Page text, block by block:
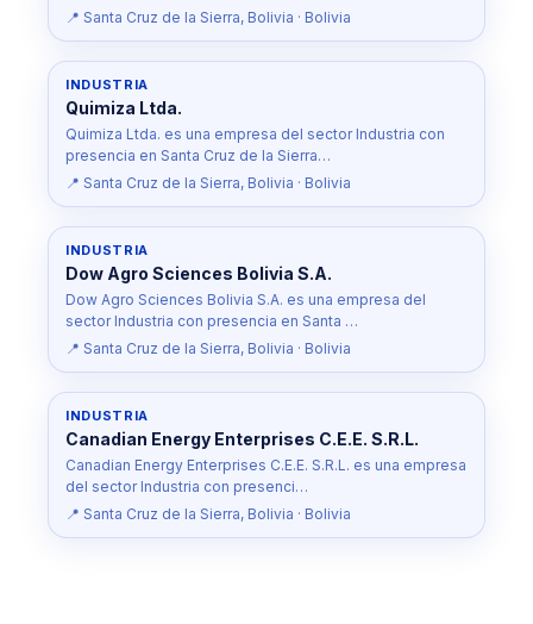
📍 Santa Cruz de la Sierra, Bolivia · Bolivia
INDUSTRIA
Quimiza Ltda.
Quimiza Ltda. es una empresa del sector Industria con
presencia en Santa Cruz de la Sierra…
📍 Santa Cruz de la Sierra, Bolivia · Bolivia
INDUSTRIA
Dow Agro Sciences Bolivia S.A.
Dow Agro Sciences Bolivia S.A. es una empresa del
sector Industria con presencia en Santa …
📍 Santa Cruz de la Sierra, Bolivia · Bolivia
INDUSTRIA
Canadian Energy Enterprises C.E.E. S.R.L.
Canadian Energy Enterprises C.E.E. S.R.L. es una empresa
del sector Industria con presenci…
📍 Santa Cruz de la Sierra, Bolivia · Bolivia